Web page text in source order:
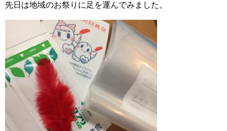
先日は地域のお祭りに足を運んでみました。